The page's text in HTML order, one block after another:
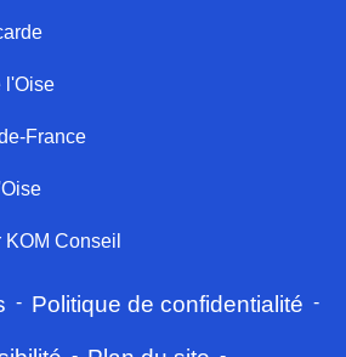
l'Oise
France
Conseil
- Politique de confidentialité -